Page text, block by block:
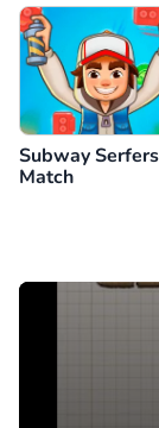
Subway Serfers
Match